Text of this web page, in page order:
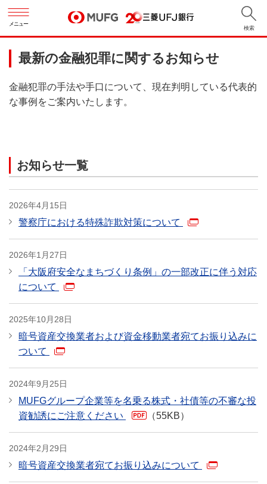
メニュー
検索
最新の金融犯罪に関するお知らせ
金融犯罪の手法や手口について、現在判明している代表的
な事例をご案内いたします。
お知らせ一覧
2026年4月15日
警察庁における特殊詐欺対策について
2026年1月27日
「大阪府安全なまちづくり条例」の一部改正に伴う対応
について
2025年10月28日
暗号資産交換業者および資金移動業者宛てお振り込みに
ついて
2024年9月25日
MUFGグループ企業等を名乗る株式・社債等の不審な投
資勧誘にご注意ください
（55KB）
2024年2月29日
暗号資産交換業者宛てお振り込みについて